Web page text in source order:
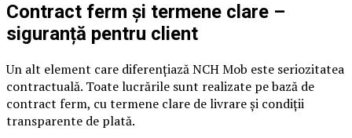
Contract ferm și termene clare –
siguranță pentru client
Un alt element care diferențiază NCH Mob este seriozitatea
contractuală. Toate lucrările sunt realizate pe bază de
contract ferm, cu termene clare de livrare și condiții
transparente de plată.